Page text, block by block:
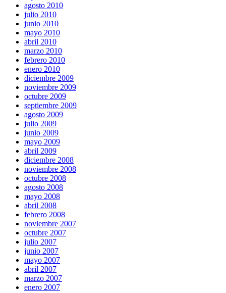
agosto 2010
julio 2010
junio 2010
mayo 2010
abril 2010
marzo 2010
febrero 2010
enero 2010
diciembre 2009
noviembre 2009
octubre 2009
septiembre 2009
agosto 2009
julio 2009
junio 2009
mayo 2009
abril 2009
diciembre 2008
noviembre 2008
octubre 2008
agosto 2008
mayo 2008
abril 2008
febrero 2008
noviembre 2007
octubre 2007
julio 2007
junio 2007
mayo 2007
abril 2007
marzo 2007
enero 2007